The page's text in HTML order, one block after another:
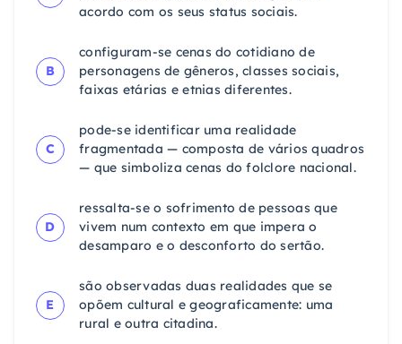
acordo com os seus status sociais.
B
configuram-se cenas do cotidiano de
personagens de gêneros, classes sociais,
faixas etárias e etnias diferentes.
C
pode-se identificar uma realidade
fragmentada — composta de vários quadros
— que simboliza cenas do folclore nacional.
D
ressalta-se o sofrimento de pessoas que
vivem num contexto em que impera o
desamparo e o desconforto do sertão.
E
são observadas duas realidades que se
opõem cultural e geograficamente: uma
rural e outra citadina.